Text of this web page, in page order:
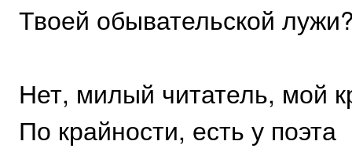
Твоей обывательской
Нет, милый читатель, мой
По крайности, есть у поэта